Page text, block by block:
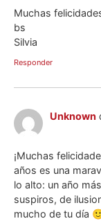
Muchas
bs
Silvia
Responder
Unknown
¡Muchas
años es una
lo alto: un año
suspiros, de
mucho de tu día